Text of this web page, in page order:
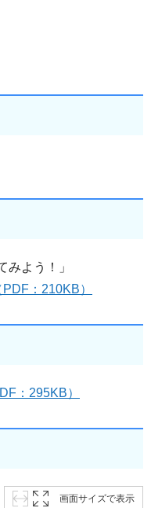
よう！」
：210KB）
：295KB）
画面サイズで表示